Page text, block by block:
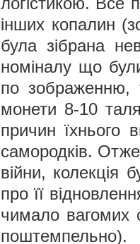
інших копалин
була зібрана
номіналу що
по зображенню,
монети 8-10
причин їхнього
самородків.
війни, колекція
про її
чимало вагомих
поштемпельно).